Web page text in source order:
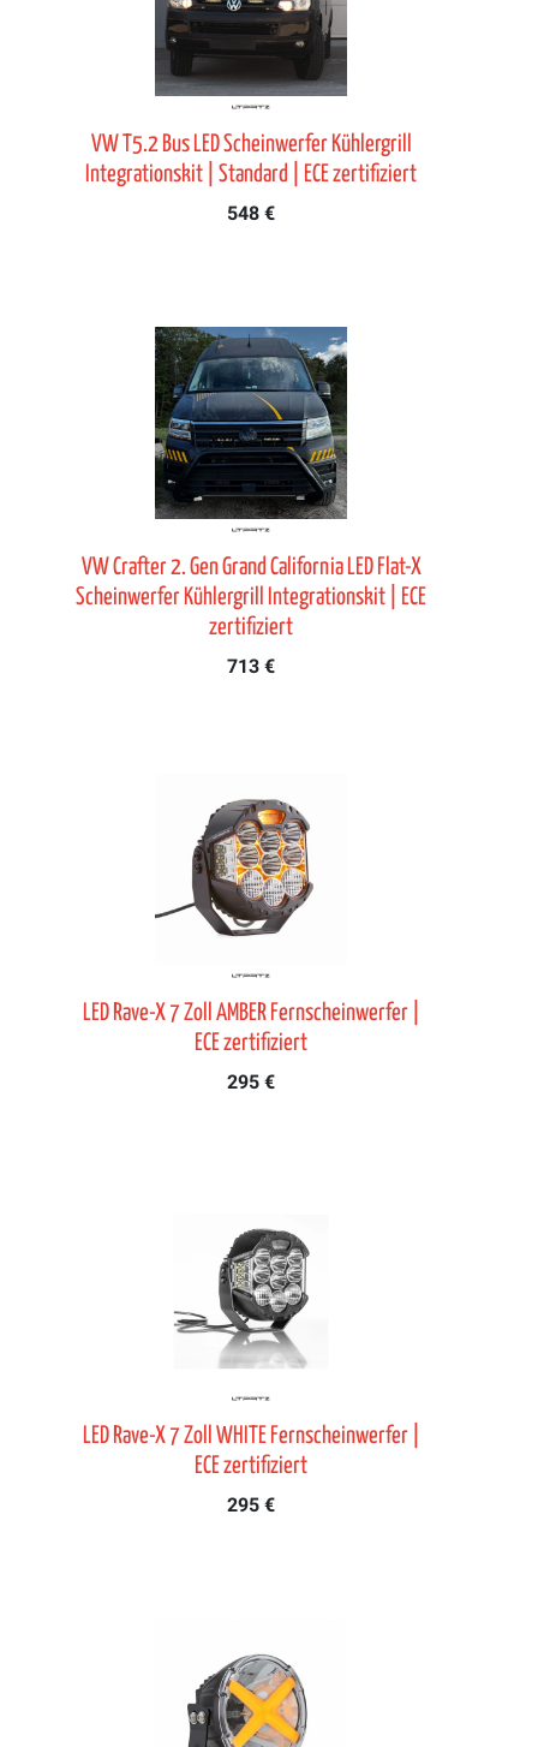
VW T5.2 Bus LED Scheinwerfer Kühlergrill
Integrationskit | Standard | ECE zertifiziert
548 €
VW Crafter 2. Gen Grand California LED Flat-X
Scheinwerfer Kühlergrill Integrationskit | ECE
zertifiziert
713 €
LED Rave-X 7 Zoll AMBER Fernscheinwerfer |
ECE zertifiziert
295 €
LED Rave-X 7 Zoll WHITE Fernscheinwerfer |
ECE zertifiziert
295 €